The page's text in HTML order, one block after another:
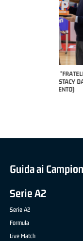
MVP
DILAS
Guida ai
Serie A2
Serie A2
Formula
Live Match